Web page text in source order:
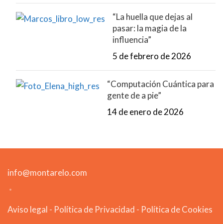
“La huella que dejas al
pasar: la magia de la
influencia”
5 de febrero de 2026
“Computación Cuántica para
gente de a pie”
14 de enero de 2026
info@montarelo.com
Aviso legal - Política de Privacidad - Política de Cookies